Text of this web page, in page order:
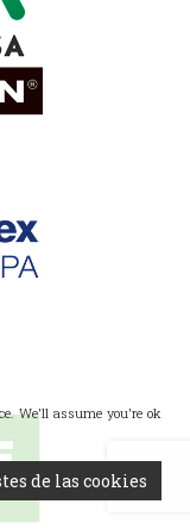
We'll assume you're ok
de las cookies